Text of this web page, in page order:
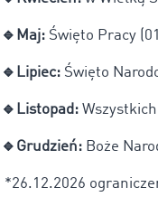
🔹Maj: Święto Pracy
🔹Lipiec: Święto
🔹Listopad:
🔹Grudzień: Boże
*26.12.2026